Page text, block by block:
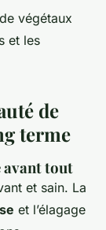
végétaux
et les
de
terme
avant tout
et sain. La
et l’élagage